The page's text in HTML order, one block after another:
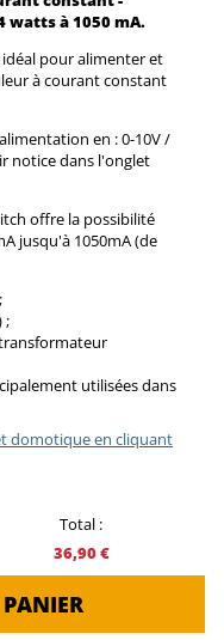
watts à 1050 mA.
pour alimenter et
à courant constant
en : 0-10V /
notice dans l'onglet
offre la possibilité
jusqu'à 1050mA (de
;
utilisées dans
domotique en cliquant
Total :
36,90 €